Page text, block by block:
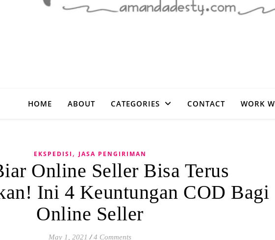
HOME ABOUT CATEGORIES CONTACT WORK
EKSPEDISI , JASA PENGIRIMAN
Online Seller Bisa Terus
Ini 4 Keuntungan COD Bagi
Online Seller
May 1, 2021 / 4 Comments